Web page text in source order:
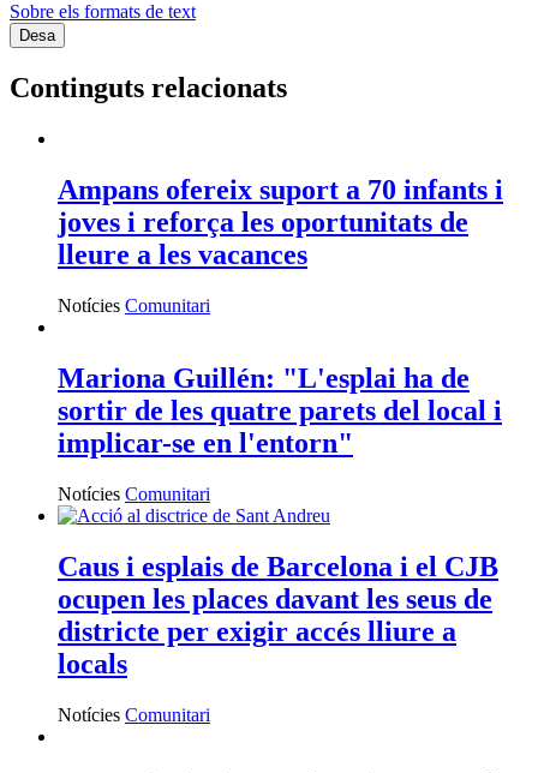
Sobre els formats de text
Continguts relacionats
Ampans ofereix suport a 70 infants i
joves i reforça les oportunitats de
lleure a les vacances
Notícies Comunitari
Mariona Guillén: "L'esplai ha de
sortir de les quatre parets del local i
implicar-se en l'entorn"
Notícies Comunitari
Caus i esplais de Barcelona i el CJB
ocupen les places davant les seus de
districte per exigir accés lliure a
locals
Notícies Comunitari